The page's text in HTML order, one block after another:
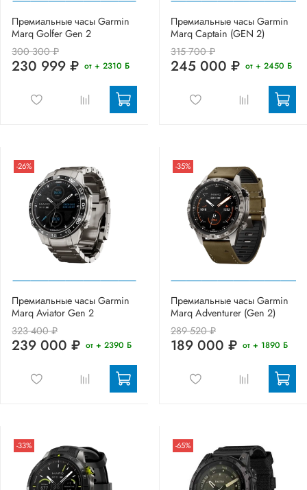
Премиальные часы Garmin
Marq Golfer Gen 2
300 300 ₽
230 999 ₽ от + 2310 Б
Премиальные часы Garmin
Marq Captain (GEN 2)
315 700 ₽
245 000 ₽ от + 2450 Б
-26%
Премиальные часы Garmin
Marq Aviator Gen 2
323 400 ₽
239 000 ₽ от + 2390 Б
-35%
Премиальные часы Garmin
Marq Adventurer (Gen 2)
289 520 ₽
189 000 ₽ от + 1890 Б
-33% -65%